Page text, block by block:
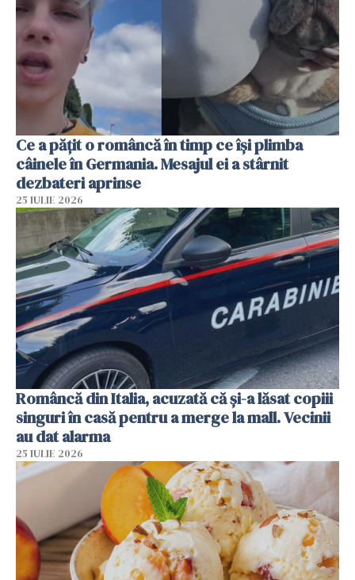
Ce a pățit o româncă în timp ce își plimba
câinele în Germania. Mesajul ei a stârnit
dezbateri aprinse
25 IULIE 2026
Româncă din Italia, acuzată că și-a lăsat copiii
singuri în casă pentru a merge la mall. Vecinii
au dat alarma
25 IULIE 2026